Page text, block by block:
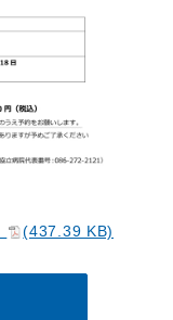
(437.39 KB)